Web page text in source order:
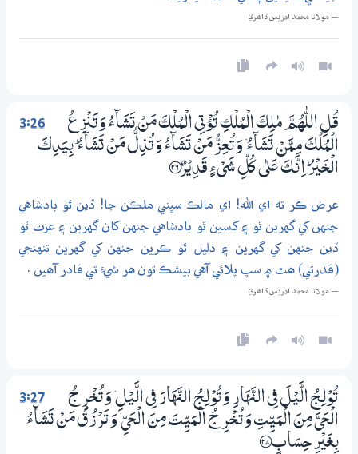
— مولانا محمد ادريس ڏاھري
3:26
قُلِ اللّٰهُمَّ مٰلِكَ الْمُلْكِ تُؤْتِي الْمُلْكَ مَنْ تَشَاۗءُ وَتَنْزِعُ
الْمُلْكَ مِـمَّنْ تَشَاۗءُ ۡ وَتُعِزُّ مَنْ تَشَاۗءُ وَتُذِلُّ مَنْ تَشَاۗءُ ۭ بِيَدِكَ
الْـخَيْرُ ۭ اِنَّكَ عَلٰي كُلِّ شَيْءٍ قَدِيْرٌ ؀26
عرض ڪر ته اي الله! اي مالڪ سڀني ملڪن جا! ڏين ٿو بادشاهي
جنهن کي گهرين ٿو ۽ کسين ٿو بادشاهي جنهن کان گهرين ۽ عزت ٿو
ڏين جنهن کي گهرين ۽ ذليل ٿو ڪرين جنهن کي گهرين تنهنجي
(قدرتي) هٿ ۾ سڀ ڀلائي آهي بيشڪ تون هر شيءِ تي قادر آهين .
— مولانا محمد ادريس ڏاھري
3:27
تُوْلِـجُ الَّيْلَ فِي النَّهَارِ وَتُوْلِـجُ النَّهَارَ فِي الَّيْلِ ۡ وَتُـخْرِجُ
الْـحَيَّ مِنَ الْمَيِّتِ وَتُـخْرِجُ الْمَيِّتَ مِنَ الْـحَيِّ ۡ وَتَرْزُقُ مَنْ تَشَاۗءُ
بِغَيْرِ حِسَابٍ ؀27